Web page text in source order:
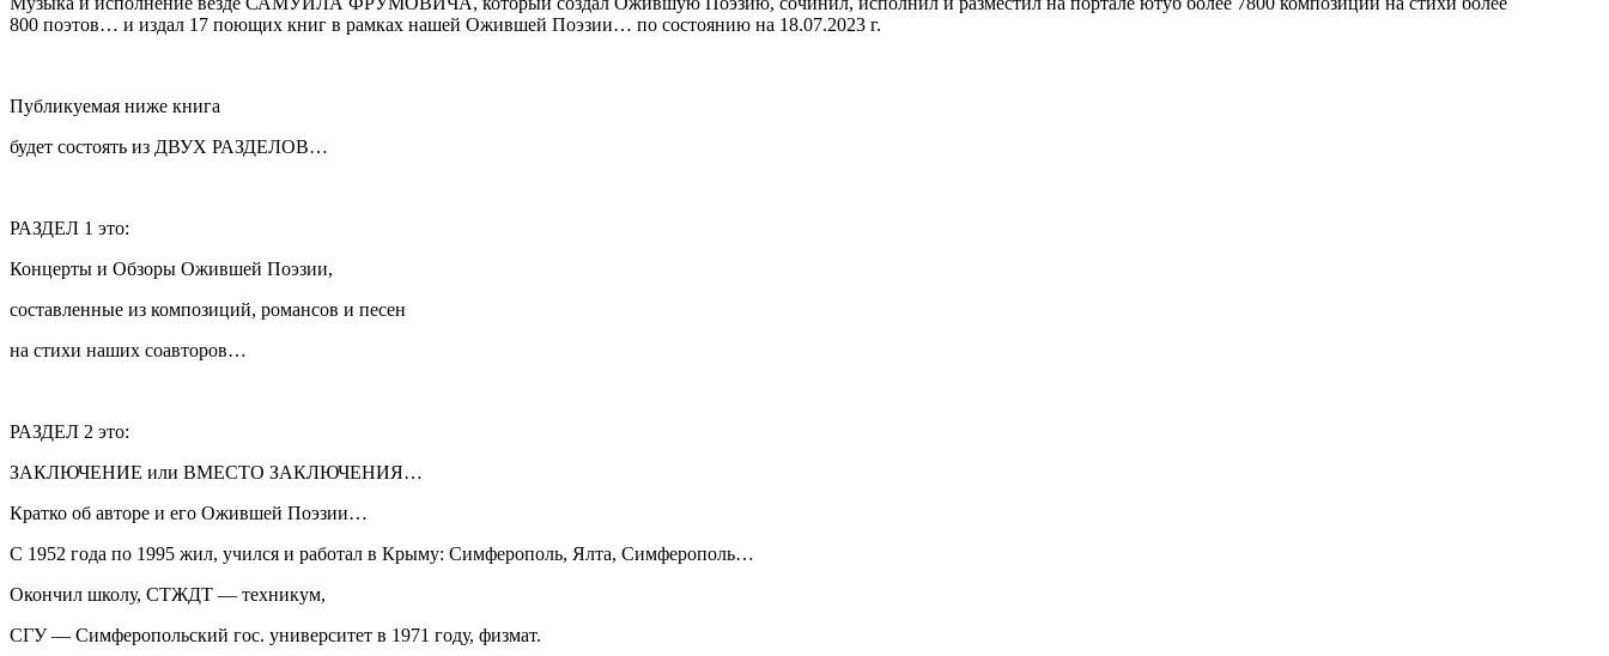
800 поэтов… и издал 17 поющих книг в рамках нашей Ожившей Поэзии… по состоянию на 18.07.2023 г.
Публикуемая ниже книга
будет состоять из ДВУХ РАЗДЕЛОВ…
РАЗДЕЛ 1 это:
Концерты и Обзоры Ожившей Поэзии,
составленные из композиций, романсов и песен
на стихи наших соавторов…
РАЗДЕЛ 2 это:
ЗАКЛЮЧЕНИЕ или ВМЕСТО ЗАКЛЮЧЕНИЯ…
Кратко об авторе и его Ожившей Поэзии…
С 1952 года по 1995 жил, учился и работал в Крыму: Симферополь, Ялта, Симферополь…
Окончил школу, СТЖДТ — техникум,
СГУ — Симферопольский гос. университет в 1971 году, физмат.